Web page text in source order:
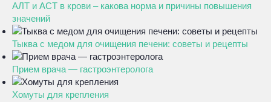
АЛТ и АСТ в крови – какова норма и причины повышения
значений
Тыква с медом для очищения печени: советы и рецепты
Прием врача — гастроэнтеролога
Хомуты для крепления